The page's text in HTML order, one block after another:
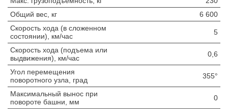
Общий вес, кг
6 600
Скорость хода (в сложенном
состоянии), км/час
5
Скорость хода (подъема или
выдвижения), км/час
0,6
Угол перемещения
поворотного узла, град
355°
Максимальный вынос при
повороте башни, мм
0